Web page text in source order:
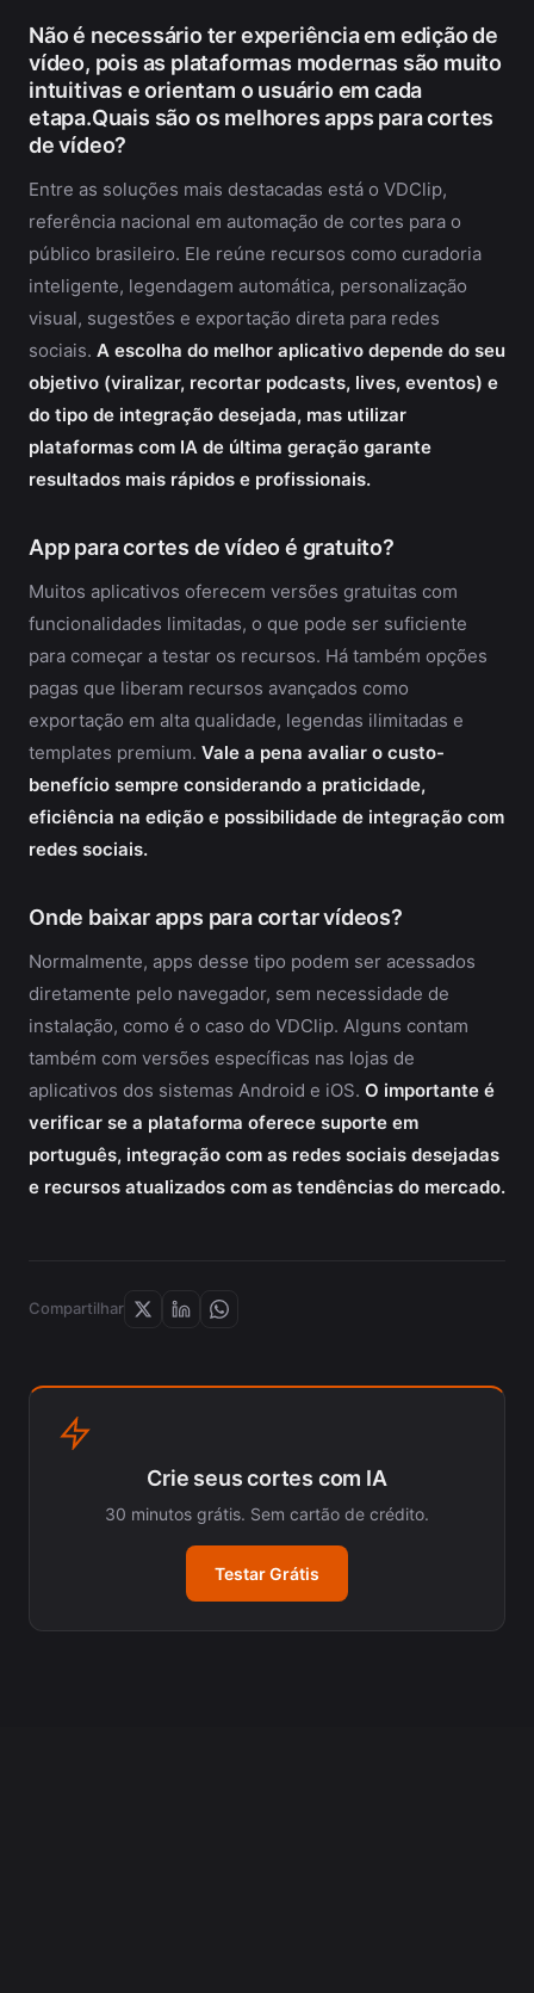
Não é necessário ter experiência em edição de
vídeo, pois as plataformas modernas são muito
intuitivas e orientam o usuário em cada
etapa.Quais são os melhores apps para cortes
de vídeo?
Entre as soluções mais destacadas está o VDClip,
referência nacional em automação de cortes para o
público brasileiro. Ele reúne recursos como curadoria
inteligente, legendagem automática, personalização
visual, sugestões e exportação direta para redes
sociais. A escolha do melhor aplicativo depende do seu
objetivo (viralizar, recortar podcasts, lives, eventos) e
do tipo de integração desejada, mas utilizar
plataformas com IA de última geração garante
resultados mais rápidos e profissionais.
App para cortes de vídeo é gratuito?
Muitos aplicativos oferecem versões gratuitas com
funcionalidades limitadas, o que pode ser suficiente
para começar a testar os recursos. Há também opções
pagas que liberam recursos avançados como
exportação em alta qualidade, legendas ilimitadas e
templates premium. Vale a pena avaliar o custo-
benefício sempre considerando a praticidade,
eficiência na edição e possibilidade de integração com
redes sociais.
Onde baixar apps para cortar vídeos?
Normalmente, apps desse tipo podem ser acessados
diretamente pelo navegador, sem necessidade de
instalação, como é o caso do VDClip. Alguns contam
também com versões específicas nas lojas de
aplicativos dos sistemas Android e iOS. O importante é
verificar se a plataforma oferece suporte em
português, integração com as redes sociais desejadas
e recursos atualizados com as tendências do mercado.
Compartilhar
Crie seus cortes com IA
30 minutos grátis. Sem cartão de crédito.
Testar Grátis